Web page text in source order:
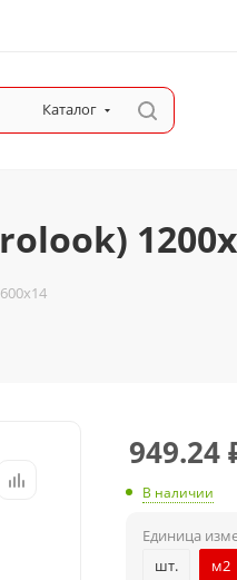
Каталог
949.24
В наличии
Единица
шт.
м2